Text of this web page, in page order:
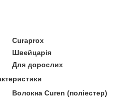
Curaprox
Швейцарія
Для дорослих
Волокна Curen (поліестер)